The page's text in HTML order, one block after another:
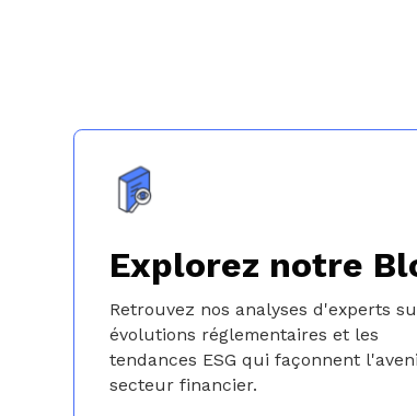
Explorez notre
Retrouvez nos analyses d'experts
évolutions réglementaires et les
tendances ESG qui façonnent
secteur financier.